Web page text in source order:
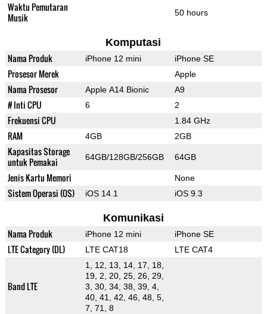
Waktu Pemutaran
Musik
50 hours
Komputasi
Nama Produk iPhone 12 mini iPhone SE
Prosesor Merek Apple
Nama Prosesor Apple A14 Bionic A9
# Inti CPU 6 2
Frekuensi CPU 1.84 GHz
RAM 4GB 2GB
Kapasitas Storage
untuk Pemakai
64GB/128GB/256GB 64GB
Jenis Kartu Memori None
Sistem Operasi (OS) iOS 14.1 iOS 9.3
Komunikasi
Nama Produk iPhone 12 mini iPhone SE
LTE Category (DL) LTE CAT18 LTE CAT4
Band LTE
1, 12, 13, 14, 17, 18,
19, 2, 20, 25, 26, 29,
3, 30, 34, 38, 39, 4,
40, 41, 42, 46, 48, 5,
7, 71, 8